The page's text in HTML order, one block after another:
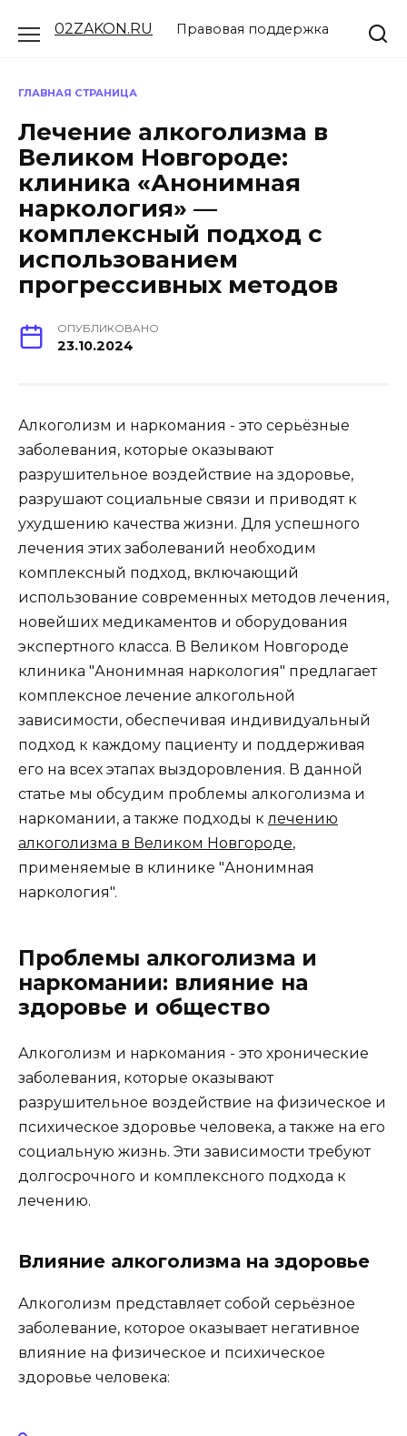
02ZAKON.RU Правовая поддержка
ГЛАВНАЯ СТРАНИЦА
Лечение алкоголизма в
Великом Новгороде:
клиника «Анонимная
наркология» —
комплексный подход с
использованием
прогрессивных методов
ОПУБЛИКОВАНО
23.10.2024
Алкоголизм и наркомания - это серьёзные
заболевания, которые оказывают
разрушительное воздействие на здоровье,
разрушают социальные связи и приводят к
ухудшению качества жизни. Для успешного
лечения этих заболеваний необходим
комплексный подход, включающий
использование современных методов лечения,
новейших медикаментов и оборудования
экспертного класса. В Великом Новгороде
клиника "Анонимная наркология" предлагает
комплексное лечение алкогольной
зависимости, обеспечивая индивидуальный
подход к каждому пациенту и поддерживая
его на всех этапах выздоровления. В данной
статье мы обсудим проблемы алкоголизма и
наркомании, а также подходы к лечению
алкоголизма в Великом Новгороде,
применяемые в клинике "Анонимная
наркология".
Проблемы алкоголизма и
наркомании: влияние на
здоровье и общество
Алкоголизм и наркомания - это хронические
заболевания, которые оказывают
разрушительное воздействие на физическое и
психическое здоровье человека, а также на его
социальную жизнь. Эти зависимости требуют
долгосрочного и комплексного подхода к
лечению.
Влияние алкоголизма на здоровье
Алкоголизм представляет собой серьёзное
заболевание, которое оказывает негативное
влияние на физическое и психическое
здоровье человека: